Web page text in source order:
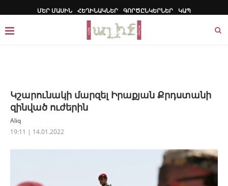
ՄԵՐ ՄԱՍԻՆ ՀԵՂԻՆԱԿՆԵՐ ԳՈՐԾԸՆԿԵՐՆԵՐ ԿԱՊ
Կշարունակի մարզել Իրաքյան Քրդստանի
զինված ուժերին
Aliq
19:11 | 14.01.2022